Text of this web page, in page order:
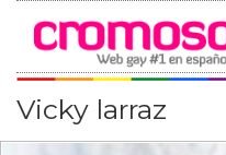
Vicky larraz